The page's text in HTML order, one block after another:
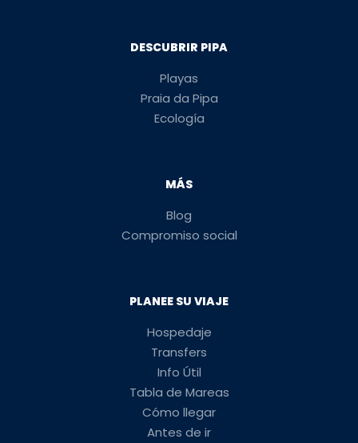
DESCUBRIR PIPA
Playas
Praia da Pipa
Ecología
MÁS
Blog
Compromiso social
PLANEE SU VIAJE
Hospedaje
Transfers
Info Útil
Tabla de Mareas
Cómo llegar
Antes de ir